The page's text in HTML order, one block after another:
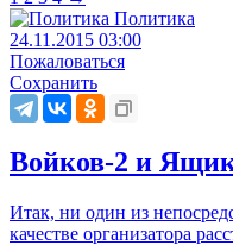
Политика
24.11.2015 03:00
Пожаловаться
Сохранить
Войков-2 и
Итак, ни один из
качестве организатора